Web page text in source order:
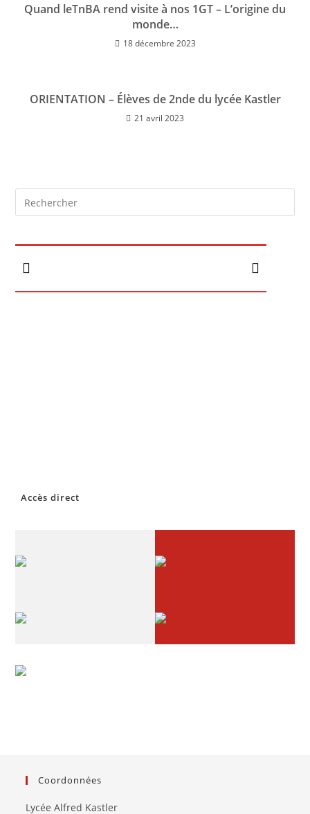
Quand leTnBA rend visite à nos 1GT – L’origine du
monde…
18 décembre 2023
ORIENTATION – Élèves de 2nde du lycée Kastler
21 avril 2023
Accès direct
Coordonnées
Lycée Alfred Kastler